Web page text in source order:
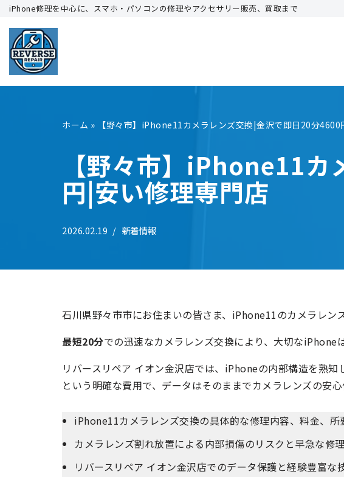
コ
ン
テ
ン
iPhone修理を中心に、スマホ・パソコンの修理やアクセサリー販売、買取まで
ホーム » 【野々市】iPhone11カメラレンズ交換|金沢で即日20分
【野々市】iPhone11
円|安い修理専門店
2026.02.19 新着情報
石川県野々市市にお住まいの皆さま、iPhone11のカメラレン
最短20分での迅速なカメラレンズ交換により、大切なiPhone
リバースリペア イオン金沢店では、iPhoneの内部構造を熟知
という明確な費用で、データはそのままでカメラレンズの安心
iPhone11カメラレンズ交換の具体的な修理内容、料金、所
カメラレンズ割れ放置による内部損傷のリスクと早急な修
リバースリペア イオン金沢店でのデータ保護と経験豊富な